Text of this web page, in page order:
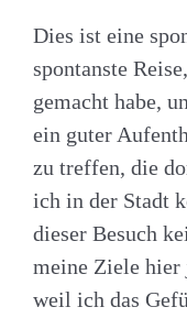
Dies ist eine
spontanste
gemacht habe,
ein guter
zu treffen, die
ich in der Stadt
dieser Besuch
meine Ziele
weil ich das